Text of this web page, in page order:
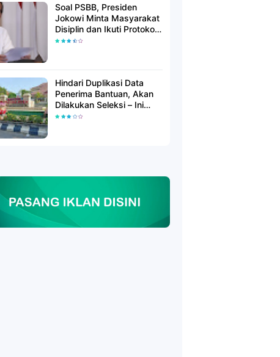
Soal PSBB, Presiden
Jokowi Minta Masyarakat
Disiplin dan Ikuti Protokol
Kesehatan
Hindari Duplikasi Data
Penerima Bantuan, Akan
Dilakukan Seleksi – Ini
Penjelasanya